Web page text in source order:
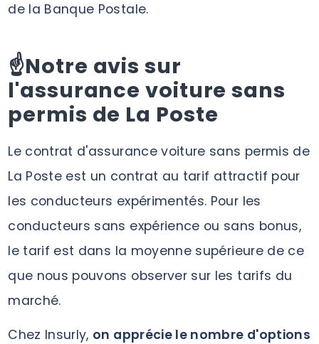
de la Banque Postale.
☝️Notre avis sur
l'assurance voiture sans
permis de La Poste
Le contrat d'assurance voiture sans permis de
La Poste est un contrat au tarif attractif pour
les conducteurs expérimentés. Pour les
conducteurs sans expérience ou sans bonus,
le tarif est dans la moyenne supérieure de ce
que nous pouvons observer sur les tarifs du
marché.
Chez Insurly, on apprécie le nombre d'options